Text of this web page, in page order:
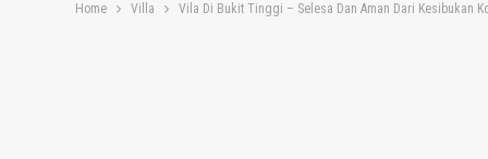
Home Villa Vila Di Bukit Tinggi – Selesa Dan Aman Dari Kesibukan